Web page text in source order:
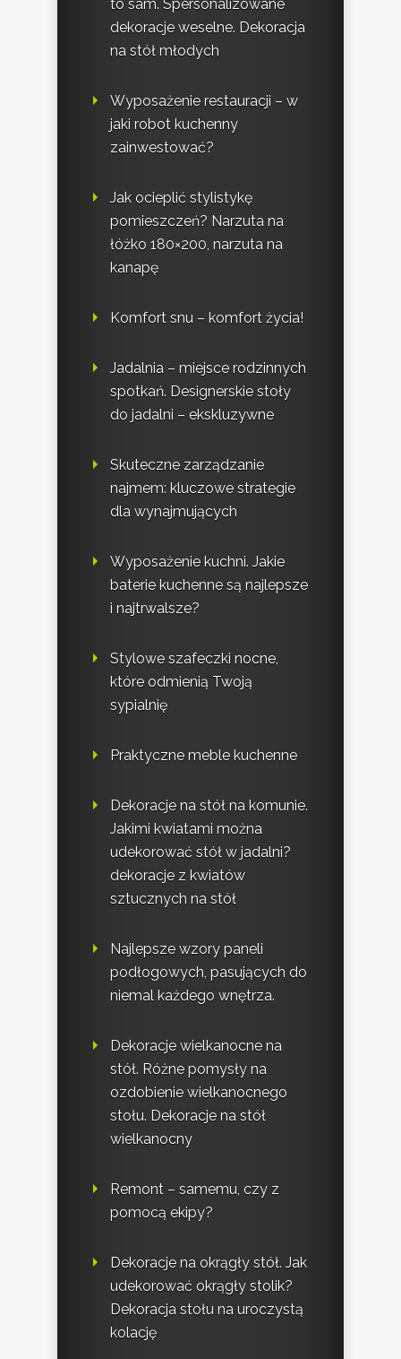
to sam. Spersonalizowane
dekoracje weselne. Dekoracja
na stół młodych
Wyposażenie restauracji – w
jaki robot kuchenny
zainwestować?
Jak ocieplić stylistykę
pomieszczeń? Narzuta na
łóżko 180×200, narzuta na
kanapę
Komfort snu – komfort życia!
Jadalnia – miejsce rodzinnych
spotkań. Designerskie stoły
do jadalni – ekskluzywne
Skuteczne zarządzanie
najmem: kluczowe strategie
dla wynajmujących
Wyposażenie kuchni. Jakie
baterie kuchenne są najlepsze
i najtrwalsze?
Stylowe szafeczki nocne,
które odmienią Twoją
sypialnię
Praktyczne meble kuchenne
Dekoracje na stół na komunie.
Jakimi kwiatami można
udekorować stół w jadalni?
dekoracje z kwiatów
sztucznych na stół
Najlepsze wzory paneli
podłogowych, pasujących do
niemal każdego wnętrza.
Dekoracje wielkanocne na
stół. Różne pomysły na
ozdobienie wielkanocnego
stołu. Dekoracje na stół
wielkanocny
Remont – samemu, czy z
pomocą ekipy?
Dekoracje na okrągły stół. Jak
udekorować okrągły stolik?
Dekoracja stołu na uroczystą
kolację